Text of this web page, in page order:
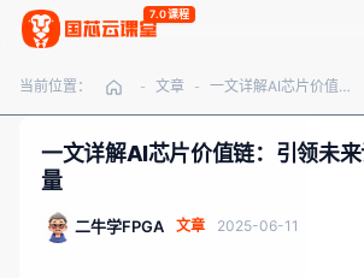
7.0课程
当前位置： - 文章 - 一文详解AI芯片价值链：引领未来计算的核心力量
一文详解AI芯片价值链：引领未
量
二牛学FPGA 文章 2025-06-11